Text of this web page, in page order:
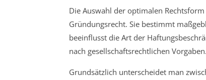
Die Auswahl der optimalen
Gründungsrecht. Sie bestimmt
beeinflusst die Art der
nach gesellschaftsrechtlichen Vorgaben.
Grundsätzlich unterscheidet man